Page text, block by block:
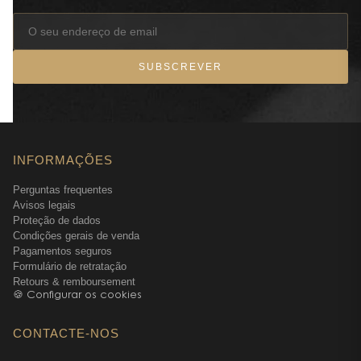
SUBSCREVER
INFORMAÇÕES
Perguntas frequentes
Avisos legais
Proteção de dados
Condições gerais de venda
Pagamentos seguros
Formulário de retratação
Retours & remboursement
🍪 Configurar os cookies
CONTACTE-NOS